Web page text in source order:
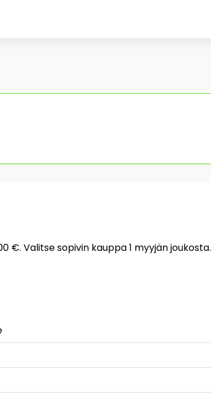
€. Valitse sopivin kauppa 1 myyjän joukosta.